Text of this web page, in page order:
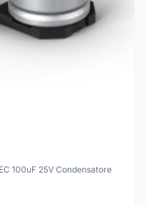
100uF 25V Condensatore